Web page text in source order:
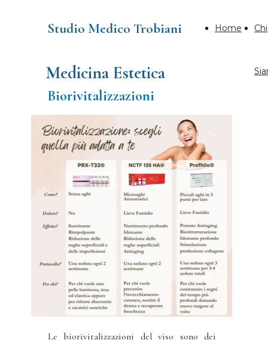
Home Chi
Studio Medico Trobiani
Medicina Estetica
Biorivitalizzazioni
Le biorivitalizzazioni del viso sono dei